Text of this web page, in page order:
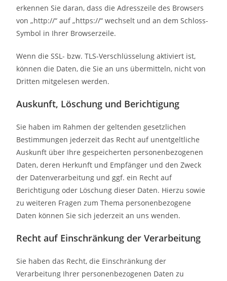
erkennen Sie daran, dass die Adresszeile des Browsers
von „http://“ auf „https://“ wechselt und an dem Schloss-
Symbol in Ihrer Browserzeile.
Wenn die SSL- bzw. TLS-Verschlüsselung aktiviert ist,
können die Daten, die Sie an uns übermitteln, nicht von
Dritten mitgelesen werden.
Auskunft, Löschung und Berichtigung
Sie haben im Rahmen der geltenden gesetzlichen
Bestimmungen jederzeit das Recht auf unentgeltliche
Auskunft über Ihre gespeicherten personenbezogenen
Daten, deren Herkunft und Empfänger und den Zweck
der Datenverarbeitung und ggf. ein Recht auf
Berichtigung oder Löschung dieser Daten. Hierzu sowie
zu weiteren Fragen zum Thema personenbezogene
Daten können Sie sich jederzeit an uns wenden.
Recht auf Einschränkung der Verarbeitung
Sie haben das Recht, die Einschränkung der
Verarbeitung Ihrer personenbezogenen Daten zu